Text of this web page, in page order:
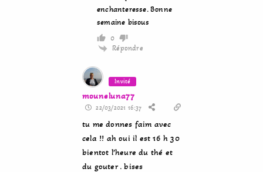
enchanteresse. Bonne
semaine bisous
0
Répondre
Invité
mouneluna77
22/03/2021 16:37
tu me donnes faim avec
cela !! ah oui il est 16 h 30
bientot l’heure du thé et
du gouter . bises